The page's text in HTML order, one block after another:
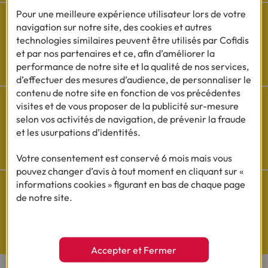
Besoin d'aide ?
Découvrez l'espace questions/réponses
Cofidis sur les
Nos études exclusives
Pour une meilleure expérience utilisateur lors de votre
navigation sur notre site, des cookies et autres
technologies similaires peuvent être utilisés par Cofidis
et par nos partenaires et ce, afin d’améliorer la
performance de notre site et la qualité de nos services,
d’effectuer des mesures d’audience, de personnaliser le
contenu de notre site en fonction de vos précédentes
visites et de vous proposer de la publicité sur-mesure
selon vos activités de navigation, de prévenir la fraude
et les usurpations d’identités.
Votre consentement est conservé 6 mois mais vous
pouvez changer d’avis à tout moment en cliquant sur «
informations cookies » figurant en bas de chaque page
de notre site.
Accepter et Fermer